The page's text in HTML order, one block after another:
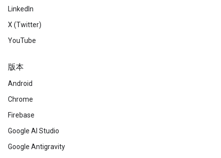
LinkedIn
X (Twitter)
YouTube
版本
Android
Chrome
Firebase
Google AI Studio
Google Antigravity